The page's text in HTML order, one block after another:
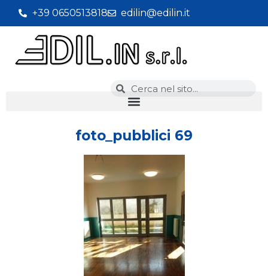
+39 0650513818 edilin@edilin.it
foto_pubblici 69